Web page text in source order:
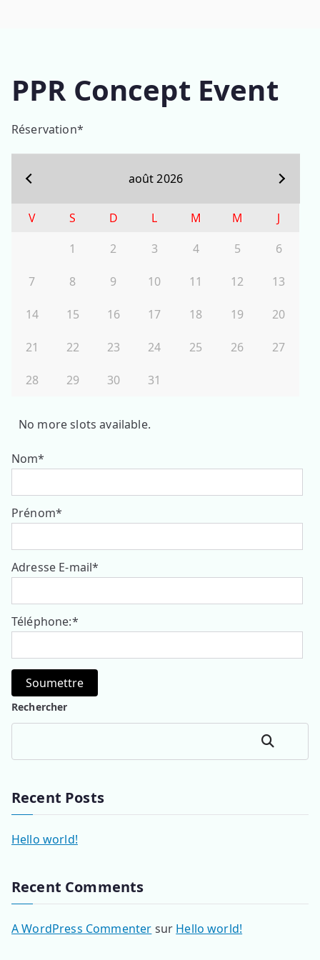
EVENTS
PPR Concept Event
Réservation*
août2026
V S D L M M
J
1
2 3 4 5 6
7 8 9 10 11 12 13
14 15 16 17 18 19 20
21 22 23 24 25 26 27
28 29 30 31
No more slots available.
Nom*
Prénom*
Adresse E-mail*
Téléphone:*
Soumettre
Rechercher
Rechercher
Recent Posts
Hello world!
Recent Comments
A WordPress Commenter sur Hello world!